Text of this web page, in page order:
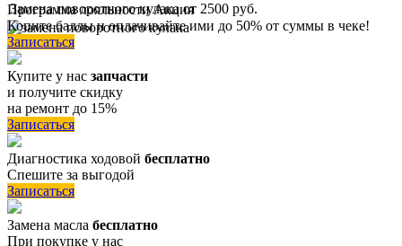
Замена поворотного кулака от 2500 руб.
ПрограммалояльностиАкция
Копите баллы и оплачивайте ими до 50% от суммы в чеке!
Записаться
Купите у нас запчасти
и получите скидку
на ремонт до 15%
Записаться
Диагностика ходовой бесплатно
Спешите за выгодой
Записаться
Замена масла бесплатно
При покупке у нас